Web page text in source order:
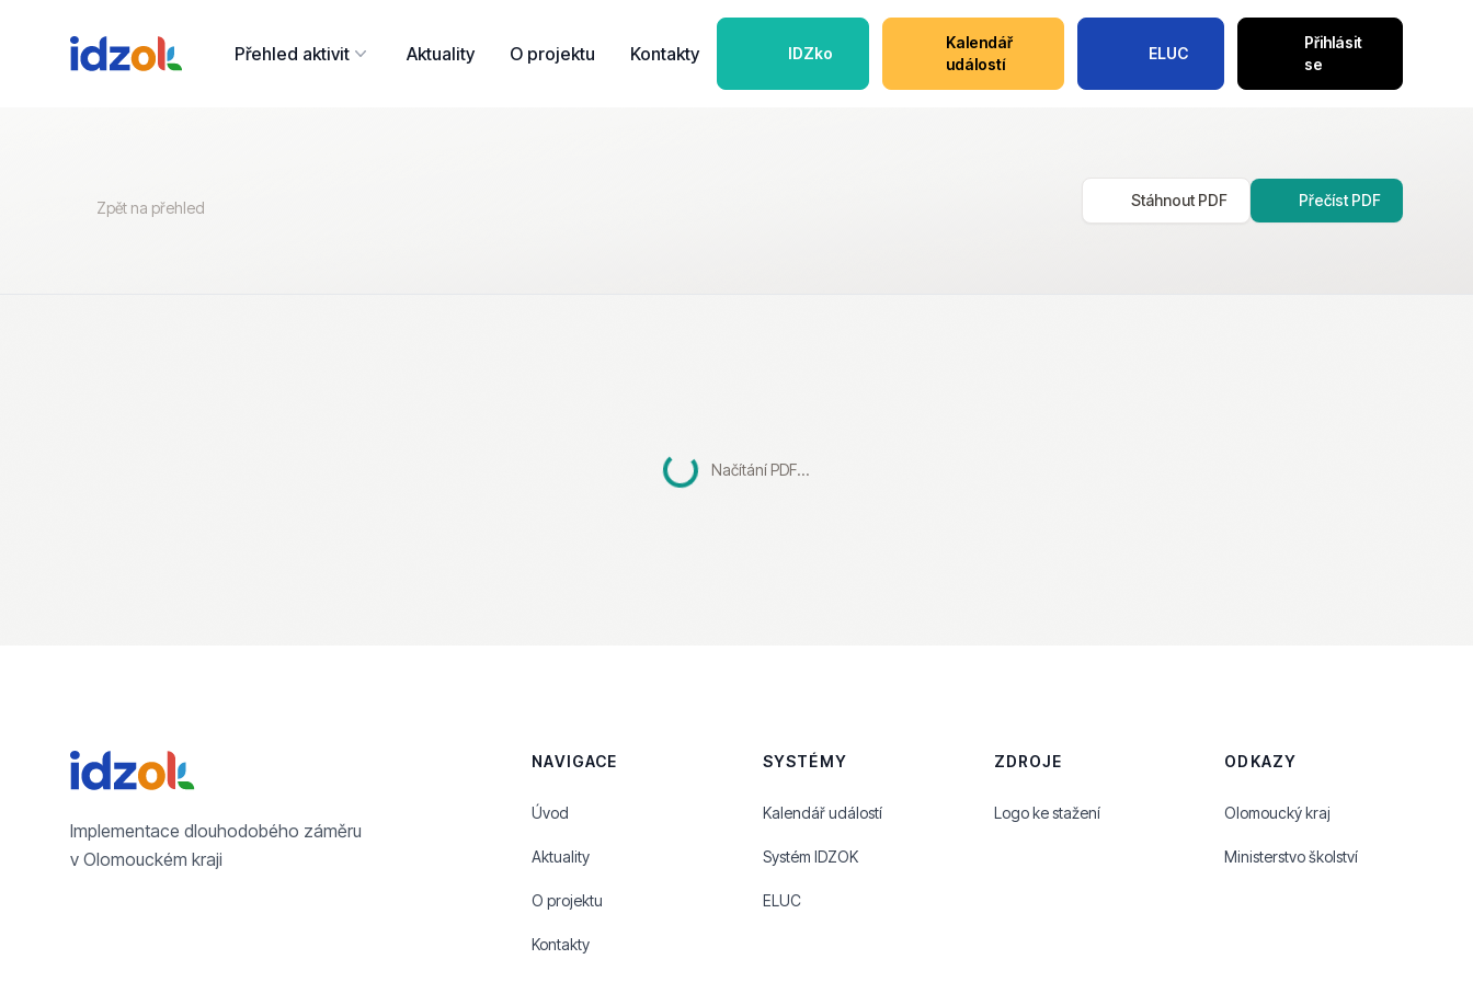
Přehled aktivit Aktuality O projektu Kontakty IDZko
Kalendář
událostí
ELUC
Přihlásit
se
Zpět na přehled Stáhnout PDF Přečíst PDF
Načítání PDF...
Implementace dlouhodobého záměru
v Olomouckém kraji
NAVIGACE
Úvod
Aktuality
O projektu
Kontakty
SYSTÉMY
Kalendář událostí
Systém IDZOK
ELUC
ZDROJE
Logo ke stažení
ODKAZY
Olomoucký kraj
Ministerstvo školství